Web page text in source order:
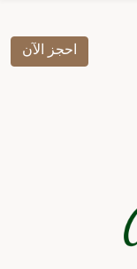
احجز الآن